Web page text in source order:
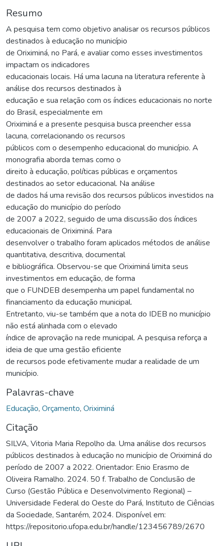
Resumo
A pesquisa tem como objetivo analisar os recursos públicos
destinados à educação no município
de Oriximiná, no Pará, e avaliar como esses investimentos
impactam os indicadores
educacionais locais. Há uma lacuna na literatura referente à
análise dos recursos destinados à
educação e sua relação com os índices educacionais no norte
do Brasil, especialmente em
Oriximiná e a presente pesquisa busca preencher essa
lacuna, correlacionando os recursos
públicos com o desempenho educacional do município. A
monografia aborda temas como o
direito à educação, políticas públicas e orçamentos
destinados ao setor educacional. Na análise
de dados há uma revisão dos recursos públicos investidos na
educação do município do período
de 2007 a 2022, seguido de uma discussão dos índices
educacionais de Oriximiná. Para
desenvolver o trabalho foram aplicados métodos de análise
quantitativa, descritiva, documental
e bibliográfica. Observou-se que Oriximiná limita seus
investimentos em educação, de forma
que o FUNDEB desempenha um papel fundamental no
financiamento da educação municipal.
Entretanto, viu-se também que a nota do IDEB no município
não está alinhada com o elevado
índice de aprovação na rede municipal. A pesquisa reforça a
ideia de que uma gestão eficiente
de recursos pode efetivamente mudar a realidade de um
município.
Palavras-chave
Educação, Orçamento, Oriximiná
Citação
SILVA, Vitoria Maria Repolho da. Uma análise dos recursos
públicos destinados à educação no município de Oriximiná do
período de 2007 a 2022. Orientador: Enio Erasmo de
Oliveira Ramalho. 2024. 50 f. Trabalho de Conclusão de
Curso (Gestão Pública e Desenvolvimento Regional) –
Universidade Federal do Oeste do Pará, Instituto de Ciências
da Sociedade, Santarém, 2024. Disponível em:
https://repositorio.ufopa.edu.br/handle/123456789/2670